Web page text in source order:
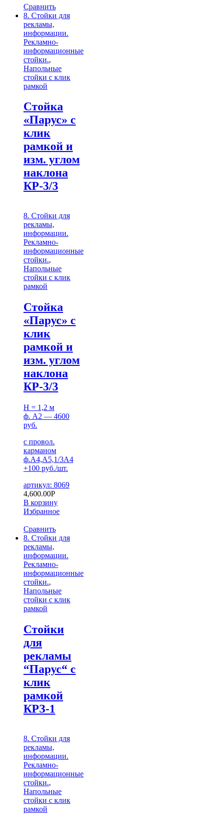
Сравнить
8. Стойки для
рекламы,
информации.
Рекламно-
информационные
стойки.,
Напольные
стойки с клик
рамкой
Стойка
«Парус» с
клик
рамкой и
изм. углом
наклона
КР-3/3
8. Стойки для
рекламы,
информации.
Рекламно-
информационные
стойки.,
Напольные
стойки с клик
рамкой
Стойка
«Парус» с
клик
рамкой и
изм. углом
наклона
КР-3/3
H = 1,2 м
ф. А2 — 4600
руб.
с провол.
карманом
ф.А4,А5,1/3А4
+100 руб./шт.
артикул: 8069
4,600.00Р
В корзину
Избранное
Сравнить
8. Стойки для
рекламы,
информации.
Рекламно-
информационные
стойки.,
Напольные
стойки с клик
рамкой
Стойки
для
рекламы
“Парус“ с
клик
рамкой
КРЗ-1
8. Стойки для
рекламы,
информации.
Рекламно-
информационные
стойки.,
Напольные
стойки с клик
рамкой